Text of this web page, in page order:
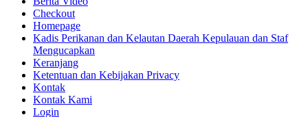
Checkout
Homepage
Kadis Perikanan dan Kelautan Daerah Kepulauan dan Staf
Mengucapkan
Keranjang
Ketentuan dan Kebijakan Privacy
Kontak
Kontak Kami
Login